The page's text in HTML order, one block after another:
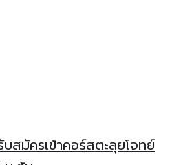
สมัครเข้าคอร์สตะลุยโจทย์